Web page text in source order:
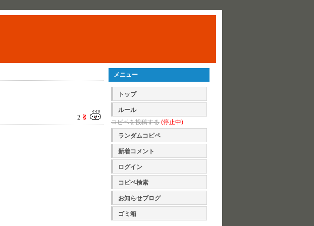
2
メニュー
トップ
ルール
コピペを投稿する (停止中)
ランダムコピペ
新着コメント
ログイン
コピペ検索
お知らせブログ
ゴミ箱